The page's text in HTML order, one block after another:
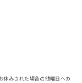
休みされた場合の他曜日への